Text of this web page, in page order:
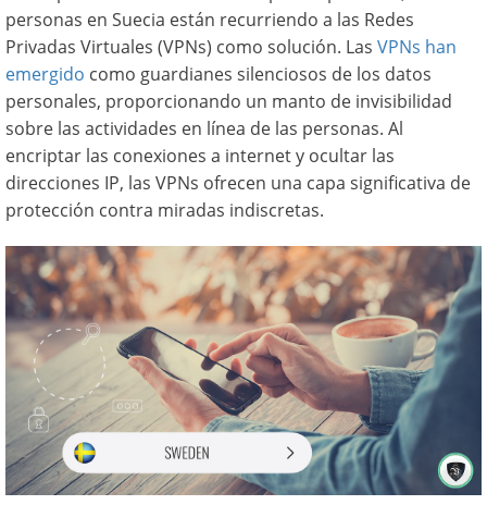
personas en Suecia están recurriendo a las Redes
Privadas Virtuales (VPNs) como solución. Las VPNs han
emergido como guardianes silenciosos de los datos
personales, proporcionando un manto de invisibilidad
sobre las actividades en línea de las personas. Al
encriptar las conexiones a internet y ocultar las
direcciones IP, las VPNs ofrecen una capa significativa de
protección contra miradas indiscretas.